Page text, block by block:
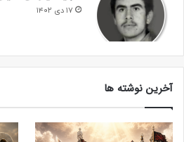
۱۷ دی ۱۴۰۲
آخرین نوشته ها